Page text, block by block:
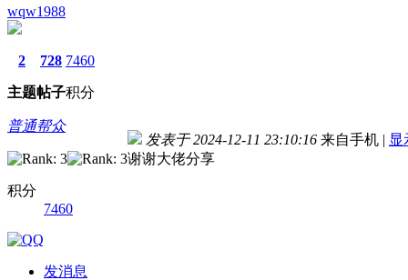
wqw1988
2
主题
728
帖子
7460
积分
普通帮众
积分
7460
发消息
发表于 2024-12-11 23:10:16 来自手机 | 显
谢谢大佬分享